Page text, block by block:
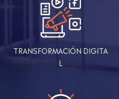
TRANSFORMACIÓN DIGITA
L